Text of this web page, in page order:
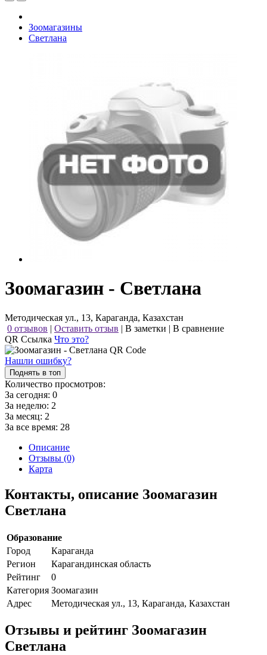
Зоомагазины
Светлана
Зоомагазин - Светлана
Методическая ул., 13, Караганда, Казахстан
0 отзывов | Оставить отзыв | В заметки | В сравнение
QR Ссылка Что это?
Нашли ошибку?
Поднять в топ
Количество просмотров:
За сегодня: 0
За неделю: 2
За месяц: 2
За все время: 28
Описание
Отзывы (0)
Карта
Контакты, описание Зоомагазин
Светлана
Образование
Город
Караганда
Регион
Карагандинская область
Рейтинг
0
Категория Зоомагазин
Адрес
Методическая ул., 13, Караганда, Казахстан
Отзывы и рейтинг Зоомагазин
Светлана